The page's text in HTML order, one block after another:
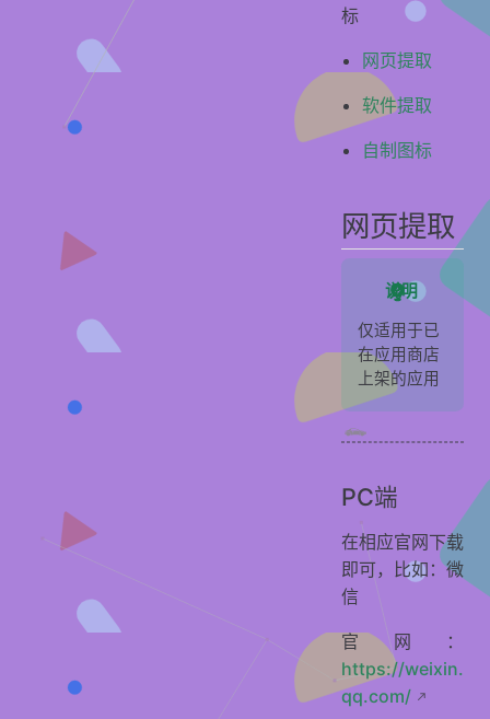
安卓机
iOS端
自制图标
贡献者
标
网页提取
软件提取
自制图标
网页提取
说明
仅适用于已
在应用商店
上架的应用
PC端
在相应官网下载
即可，比如：微
信
官网：
https://weixin.
qq.com/